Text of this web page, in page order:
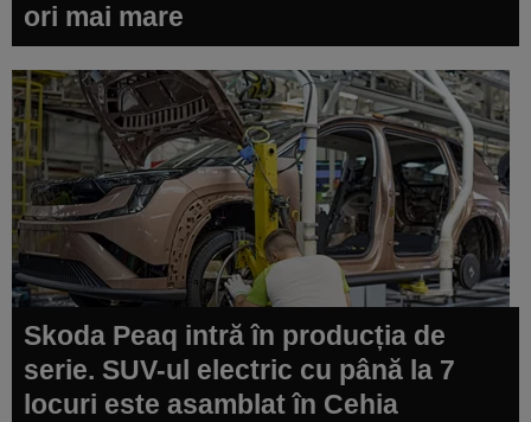
ori mai mare
Skoda Peaq intră în producția de
serie. SUV-ul electric cu până la 7
locuri este asamblat în Cehia